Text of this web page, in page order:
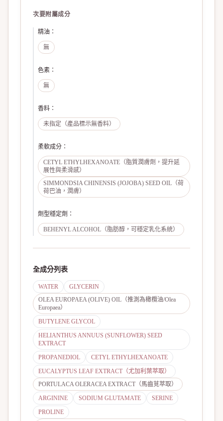
次要附屬成分
精油 ：
無
色素 ：
無
香料 ：
未指定（產品標示無香料）
柔軟成分 ：
CETYL ETHYLHEXANOATE（脂質潤膚劑，提升延
展性與柔滑感）
SIMMONDSIA CHINENSIS (JOJOBA) SEED OIL（荷
荷巴油，潤膚）
劑型穩定劑 ：
BEHENYL ALCOHOL（脂肪醇，可穩定乳化系統）
全成分列表
WATER
GLYCERIN
OLEA EUROPAEA (OLIVE) OIL（推測為橄欖油/Olea
Europaea）
BUTYLENE GLYCOL
HELIANTHUS ANNUUS (SUNFLOWER) SEED
EXTRACT
PROPANEDIOL
CETYL ETHYLHEXANOATE
EUCALYPTUS LEAF EXTRACT（尤加利葉萃取）
PORTULACA OLERACEA EXTRACT（馬齒莧萃取）
ARGININE
SODIUM GLUTAMATE
SERINE
PROLINE